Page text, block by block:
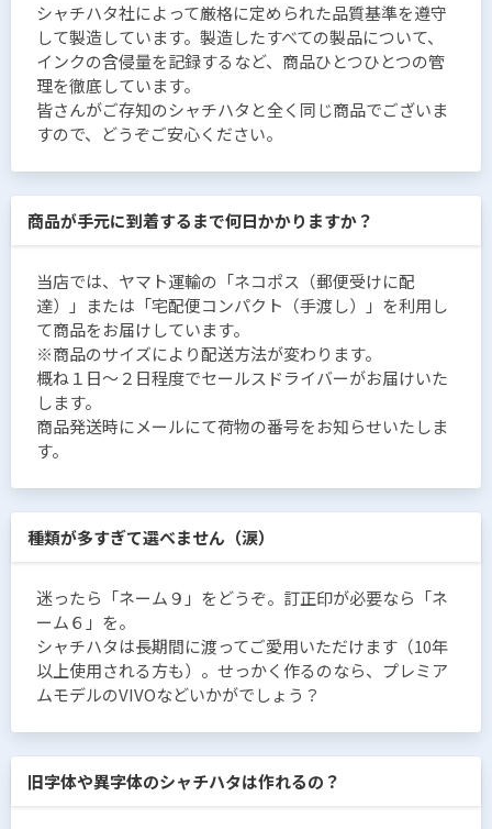
シャチハタ社によって厳格に定められた品質基準を遵守
して製造しています。製造したすべての製品について、
インクの含侵量を記録するなど、商品ひとつひとつの管
理を徹底しています。
皆さんがご存知のシャチハタと全く同じ商品でございま
すので、どうぞご安心ください。
商品が手元に到着するまで何日かかりますか？
当店では、ヤマト運輸の「ネコポス（郵便受けに配
達）」または「宅配便コンパクト（手渡し）」を利用し
て商品をお届けしています。
※商品のサイズにより配送方法が変わります。
概ね１日〜２日程度でセールスドライバーがお届けいた
します。
商品発送時にメールにて荷物の番号をお知らせいたしま
す。
種類が多すぎて選べません（涙）
迷ったら「ネーム９」をどうぞ。訂正印が必要なら「ネ
ーム６」を。
シャチハタは長期間に渡ってご愛用いただけます（10年
以上使用される方も）。せっかく作るのなら、プレミア
ムモデルのVIVOなどいかがでしょう？
旧字体や異字体のシャチハタは作れるの？